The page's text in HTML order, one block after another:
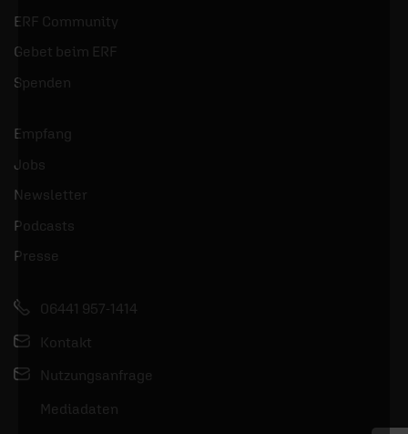
ERF Community
Gebet beim ERF
Spenden
Empfang
Jobs
Newsletter
Podcasts
Presse
06441 957-1414
Kontakt
Nutzungsanfrage
Mediadaten